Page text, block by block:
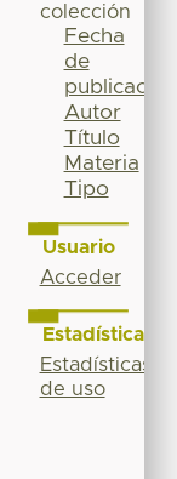
colección
Fecha
de
publicación
Autor
Título
Materia
Tipo
Usuario
Acceder
Estadísticas
Estadísticas
de uso